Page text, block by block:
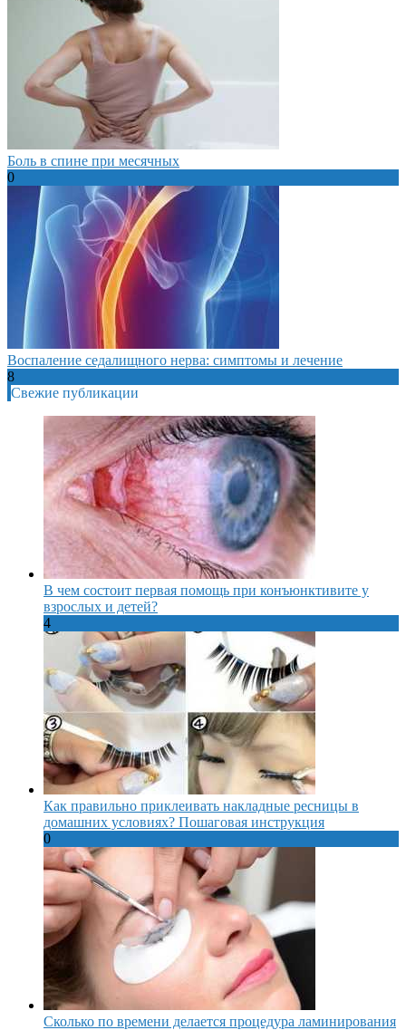
Боль в спине при месячных
0
Воспаление седалищного нерва: симптомы и лечение
8
Свежие публикации
В чем состоит первая помощь при конъюнктивите у
взрослых и детей?
4
Как правильно приклеивать накладные ресницы в
домашних условиях? Пошаговая инструкция
0
Сколько по времени делается процедура ламинирования